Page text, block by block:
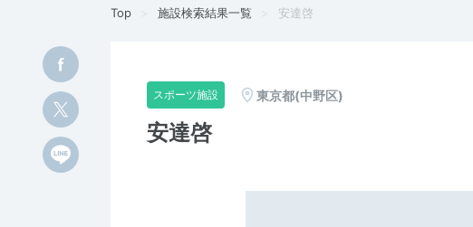
Top 施設検索結果一覧 安達啓
スポーツ施設 東京都(中野区)
安達啓